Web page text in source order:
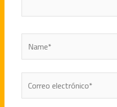
electrónico*